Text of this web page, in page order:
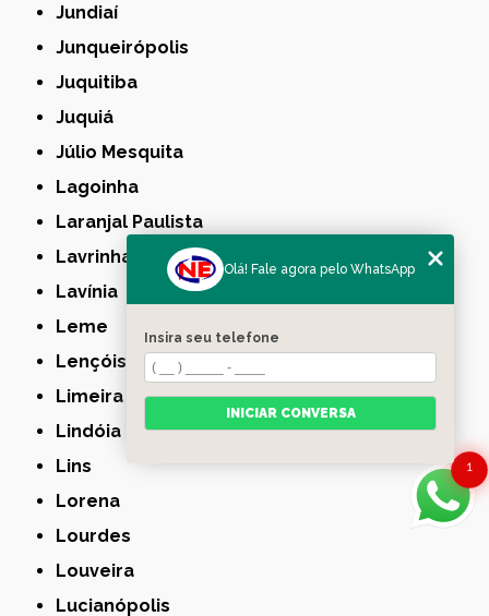
Jundiaí
Junqueirópolis
Juquitiba
Juquiá
Júlio Mesquita
Lagoinha
Laranjal Paulista
Lavrinhas
Lavínia
Leme
Lençóis Paulista
Limeira
Lindóia
Lins
Lorena
Lourdes
Louveira
Lucianópolis
1
Olá! Fale agora pelo WhatsApp
Insira seu telefone
INICIAR CONVERSA